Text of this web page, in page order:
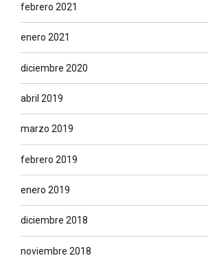
febrero 2021
enero 2021
diciembre 2020
abril 2019
marzo 2019
febrero 2019
enero 2019
diciembre 2018
noviembre 2018